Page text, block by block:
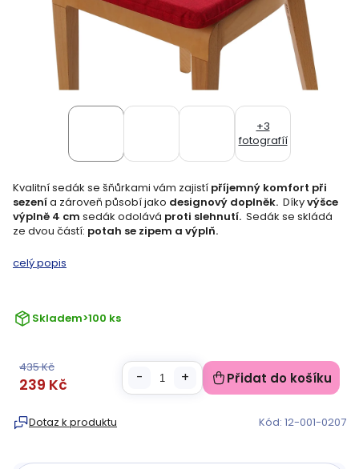
+3
fotografíí
Skladem>100 ks
Kvalitní sedák se šňůrkami vám zajistí příjemný komfort při
sezenía zároveň působí jako designový doplněk. Díkyvýšce
výplně 4 cm sedák odolává proti slehnutí. Sedák se skládá
ze dvou částí: potah se zipem a výplň.
celý popis
Dotaz k produktu Kód: 12-001-0207
435 Kč
239 Kč
cena:
Přidat do košíku